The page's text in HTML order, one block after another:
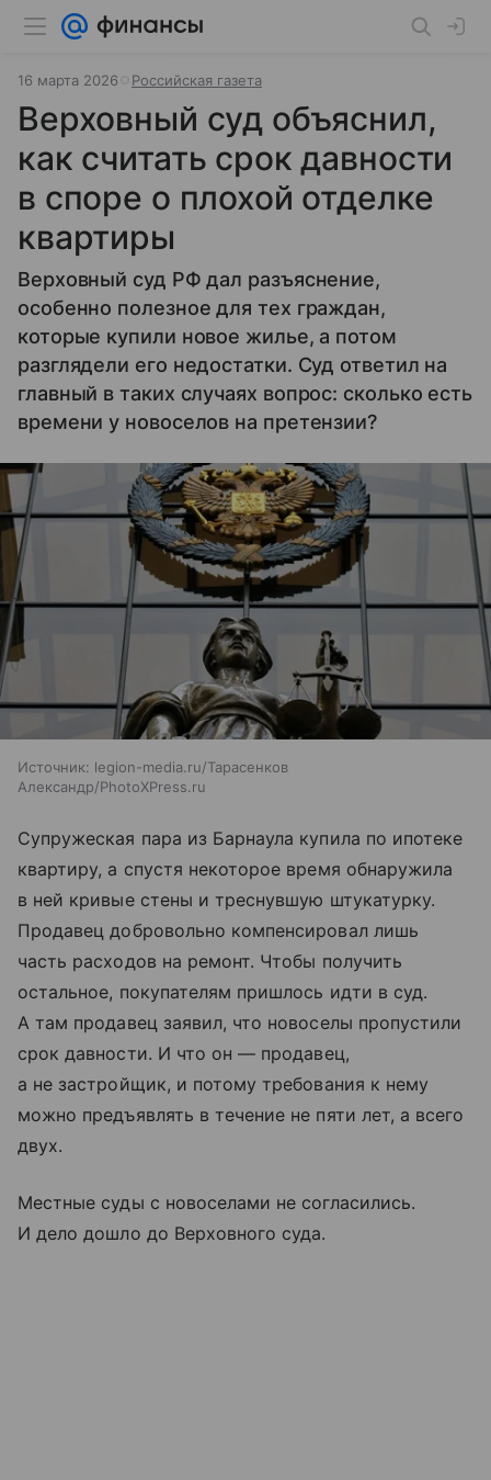
16 марта 2026 Российская газета
Верховный суд объяснил,
как считать срок давности
в споре о плохой отделке
квартиры
Верховный суд РФ дал разъяснение,
особенно полезное для тех граждан,
которые купили новое жилье, а потом
разглядели его недостатки. Суд ответил на
главный в таких случаях вопрос: сколько есть
времени у новоселов на претензии?
Источник: legion-media.ru/Тарасенков
Александр/PhotoXPress.ru
Супружеская пара из Барнаула купила по ипотеке
квартиру, а спустя некоторое время обнаружила
в ней кривые стены и треснувшую штукатурку.
Продавец добровольно компенсировал лишь
часть расходов на ремонт. Чтобы получить
остальное, покупателям пришлось идти в суд.
А там продавец заявил, что новоселы пропустили
срок давности. И что он — продавец,
а не застройщик, и потому требования к нему
можно предъявлять в течение не пяти лет, а всего
двух.
Местные суды с новоселами не согласились.
И дело дошло до Верховного суда.